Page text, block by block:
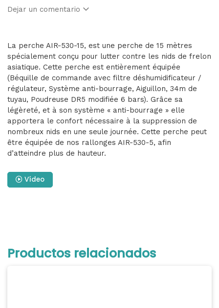
Dejar un comentario
La perche AIR-530-15, est une perche de 15 mètres
spécialement conçu pour lutter contre les nids de frelon
asiatique. Cette perche est entièrement équipée
(Béquille de commande avec filtre déshumidificateur /
régulateur, Système anti-bourrage, Aiguillon, 34m de
tuyau, Poudreuse DR5 modifiée 6 bars). Grâce sa
légèreté, et à son système « anti-bourrage » elle
apportera le confort nécessaire à la suppression de
nombreux nids en une seule journée. Cette perche peut
être équipée de nos rallonges AIR-530-5, afin
d’atteindre plus de hauteur.
Vídeo
Productos relacionados